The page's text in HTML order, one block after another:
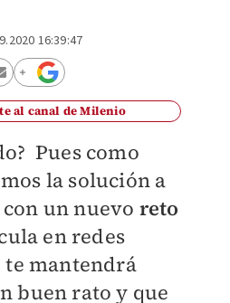
16:39:47
al canal de Milenio
Pues como
la solución a
un nuevo reto
en redes
te mantendrá
buen rato y que